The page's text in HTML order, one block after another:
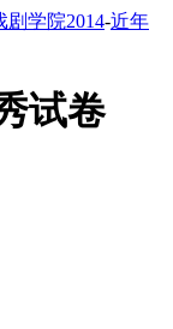
剧学院2014-近年
试卷